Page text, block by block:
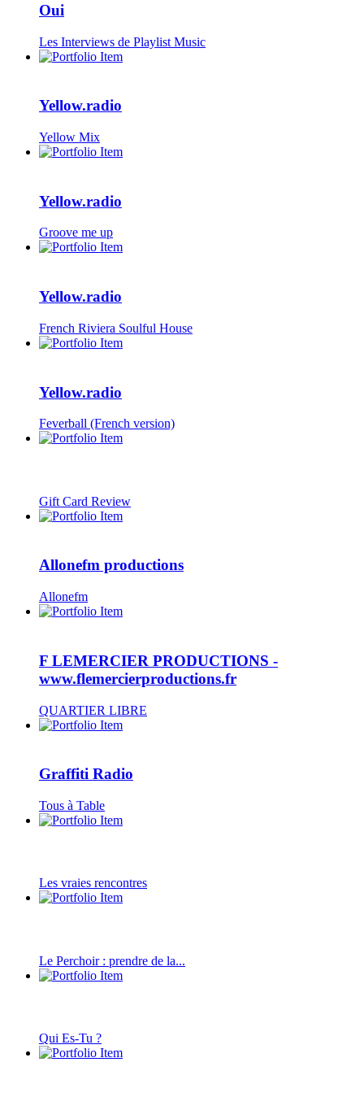
Oui
Les Interviews de Playlist Music
Yellow.radio
Yellow Mix
Yellow.radio
Groove me up
Yellow.radio
French Riviera Soulful House
Yellow.radio
Feverball (French version)
Gift Card Review
Allonefm productions
Allonefm
F LEMERCIER PRODUCTIONS -
www.flemercierproductions.fr
QUARTIER LIBRE
Graffiti Radio
Tous à Table
Les vraies rencontres
Le Perchoir : prendre de la...
Qui Es-Tu ?